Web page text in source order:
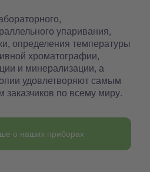
упаривания,
определения температуры
хроматографии,
и минерализации, а
удовлетворяют самым
по всему миру.
о наших приборах